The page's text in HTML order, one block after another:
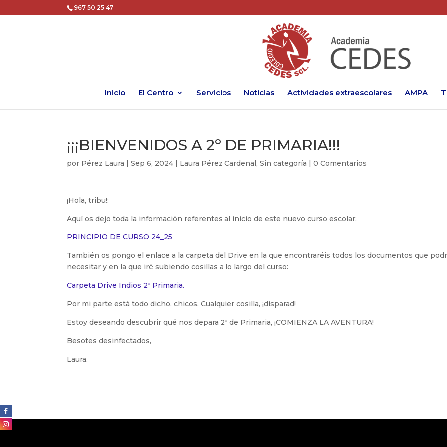
967 50 25 47
Inicio El Centro Servicios Noticias Actividades extraescolares AMPA
¡¡¡BIENVENIDOS A 2º DE PRIMARIA!!!
por Pérez Laura |Sep 6, 2024 | Laura Pérez Cardenal,Sin categoría |0 Comentarios
¡Hola, tribu!:
Aquí os dejo toda la información referentes al inicio de este nuevo curso escolar:
PRINCIPIO DE CURSO 24_25
También os pongo el enlace a la carpeta del Drive en la que encontraréis todos los documentos que
necesitar y en la que iré subiendo cosillas a lo largo del curso:
Carpeta Drive Indios 2º Primaria.
Por mi parte está todo dicho, chicos. Cualquier cosilla, ¡disparad!
Estoy deseando descubrir qué nos depara 2º de Primaria, ¡COMIENZA LA AVENTURA!
Besotes desinfectados,
Laura.